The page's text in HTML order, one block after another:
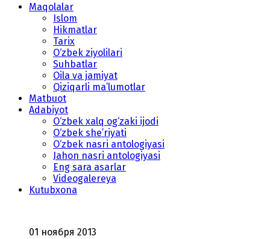
Maqolalar
Islom
Hikmatlar
Tarix
O‘zbek ziyolilari
Suhbatlar
Oila va jamiyat
Qiziqarli ma’lumotlar
Matbuot
Adabiyot
O‘zbek xalq og‘zaki ijodi
O‘zbek she’riyati
O‘zbek nasri antologiyasi
Jahon nasri antologiyasi
Eng sara asarlar
Videogalereya
Kutubxona
01 ноября 2013